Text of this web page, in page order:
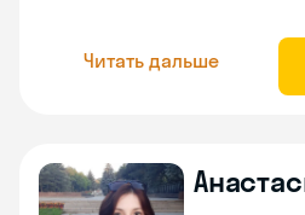
Читать дальше